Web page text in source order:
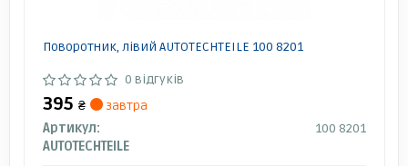
Поворотник, лівий AUTOTECHTEILE 100 8201
0 відгуків
395 ₴
завтра
Артикул:
100 8201
AUTOTECHTEILE